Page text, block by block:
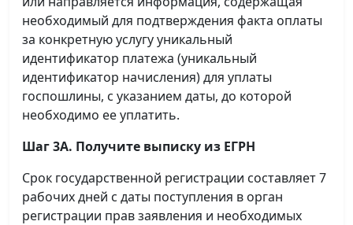
необходимый для подтверждения факта оплаты
за конкретную услугу уникальный
идентификатор платежа (уникальный
идентификатор начисления) для уплаты
госпошлины, с указанием даты, до которой
необходимо ее уплатить.
Шаг 3А. Получите выписку из ЕГРН
Срок государственной регистрации составляет 7
рабочих дней с даты поступления в орган
регистрации прав заявления и необходимых